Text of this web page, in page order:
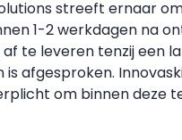
streeft ernaar
1-2 werkdagen na
te leveren tenzij een
afgesproken.
om binnen deze